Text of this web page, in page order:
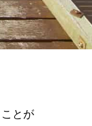
とが